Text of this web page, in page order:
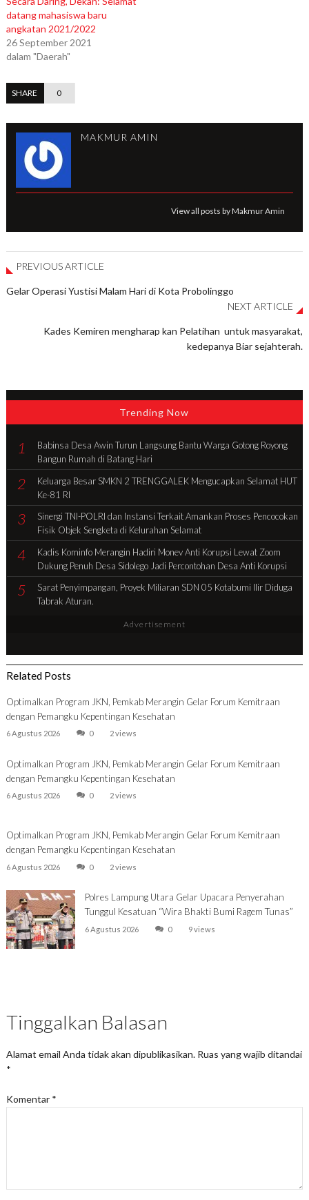
datang mahasiswa baru
angkatan 2021/2022
26 September 2021
dalam "Daerah"
SHARE 0
MAKMUR AMIN
View all posts by Makmur Amin
PREVIOUS ARTICLE
Gelar Operasi Yustisi Malam Hari di Kota Probolinggo
NEXT ARTICLE
Kades Kemiren mengharap kan Pelatihan untuk masyarakat,
kedepanya Biar sejahterah.
Trending Now
1
Babinsa Desa Awin Turun Langsung Bantu Warga Gotong Royong
Bangun Rumah di Batang Hari
2
Keluarga Besar SMKN 2 TRENGGALEK Mengucapkan Selamat HUT
Ke-81 RI
3
Sinergi TNI-POLRI dan Instansi Terkait Amankan Proses Pencocokan
Fisik Objek Sengketa di Kelurahan Selamat
4
Kadis Kominfo Merangin Hadiri Monev Anti Korupsi Lewat Zoom
Dukung Penuh Desa Sidolego Jadi Percontohan Desa Anti Korupsi
5
Sarat Penyimpangan, Proyek Miliaran SDN 05 Kotabumi Ilir Diduga
Tabrak Aturan.
Advertisement
Related Posts
Optimalkan Program JKN, Pemkab Merangin Gelar Forum Kemitraan
dengan Pemangku Kepentingan Kesehatan
6 Agustus 2026 0 2 views
Optimalkan Program JKN, Pemkab Merangin Gelar Forum Kemitraan
dengan Pemangku Kepentingan Kesehatan
6 Agustus 2026 0 2 views
Optimalkan Program JKN, Pemkab Merangin Gelar Forum Kemitraan
dengan Pemangku Kepentingan Kesehatan
6 Agustus 2026 0 2 views
Polres Lampung Utara Gelar Upacara Penyerahan
Tunggul Kesatuan “Wira Bhakti Bumi Ragem Tunas”
6 Agustus 2026 0 9 views
Tinggalkan Balasan
Alamat email Anda tidak akan dipublikasikan. Ruas yang wajib ditandai
*
Komentar *